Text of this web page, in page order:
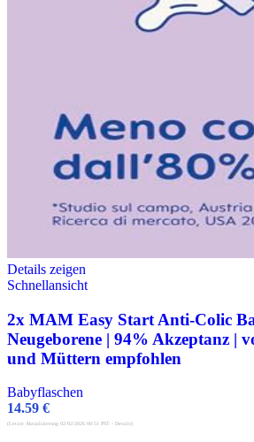
Details zeigen
Schnellansicht
2x MAM Easy Start Anti-Colic
Neugeborene | 94% Akzeptanz |
und Müttern empfohlen
Babyflaschen
14.59 €
(Letzte Aktualisierung 02/02/2026 00:51 PST - Details)